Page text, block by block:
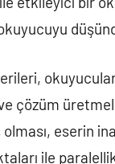
çözüm
eserin
ile